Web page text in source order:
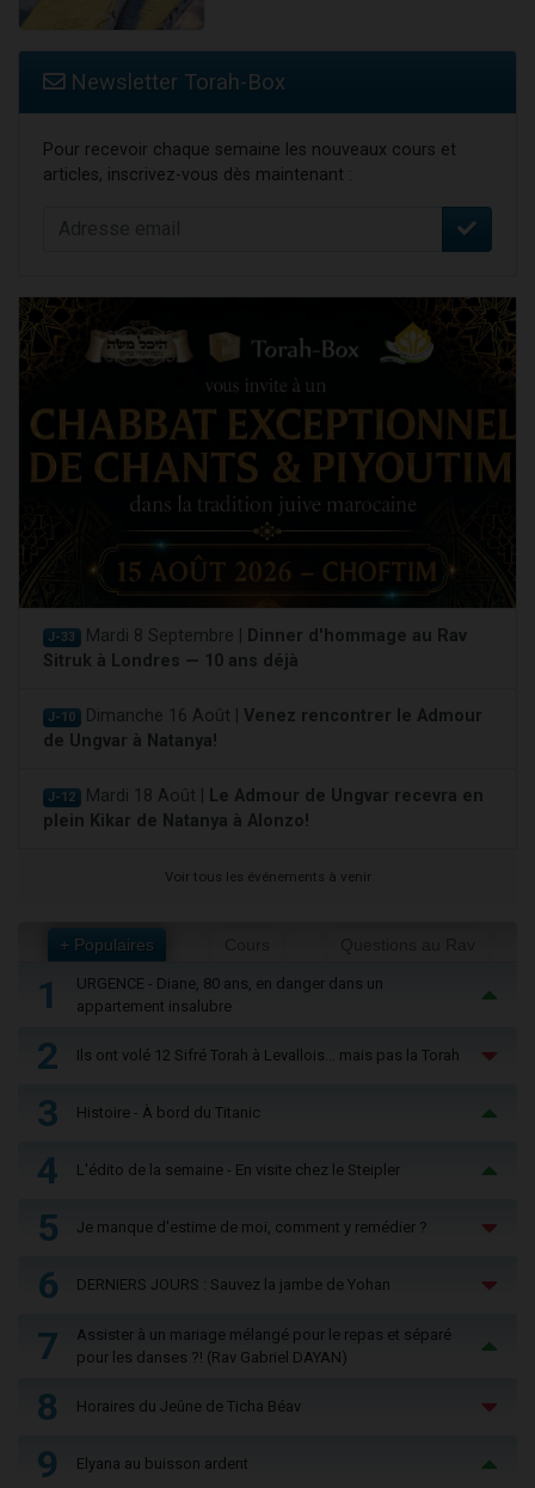
Newsletter Torah-Box
Pour recevoir chaque semaine les nouveaux cours et
articles, inscrivez-vous dès maintenant :
J-33 Mardi 8 Septembre |
Dinner d'hommage au Rav
Sitruk à Londres — 10 ans déjà
J-10 Dimanche 16 Août | Venez rencontrer le Admour
de Ungvar à Natanya!
J-12 Mardi 18 Août |
Le Admour de Ungvar recevra en
plein Kikar de Natanya à Alonzo!
Voir tous les événements à venir
+ Populaires
1
URGENCE - Diane, 80 ans, en danger dans un
appartement insalubre
2 Ils ont volé 12 Sifré Torah à Levallois… mais pas la Torah
3 Histoire - À bord du Titanic
4 L'édito de la semaine - En visite chez le Steipler
5 Je manque d'estime de moi, comment y remédier ?
6 DERNIERS JOURS : Sauvez la jambe de Yohan
7
Assister à un mariage mélangé pour le repas et séparé
pour les danses ?! (Rav Gabriel DAYAN)
8 Horaires du Jeûne de Ticha Béav
9 Elyana au buisson ardent